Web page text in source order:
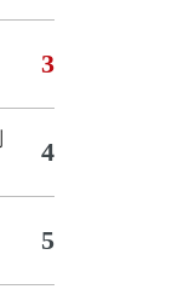
3
4
5